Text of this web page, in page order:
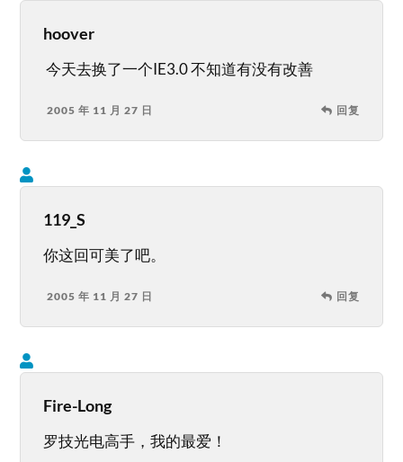
hoover
今天去换了一个IE3.0 不知道有没有改善
2005 年 11 月 27 日 回复
119_S
你这回可美了吧。
2005 年 11 月 27 日 回复
Fire-Long
罗技光电高手，我的最爱！